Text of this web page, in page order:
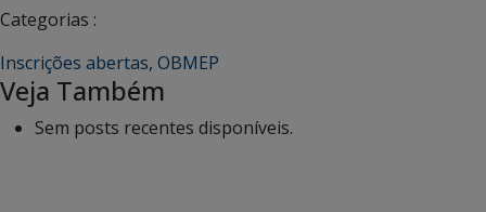
Categorias :
Inscrições abertas, OBMEP
Veja Também
Sem posts recentes disponíveis.